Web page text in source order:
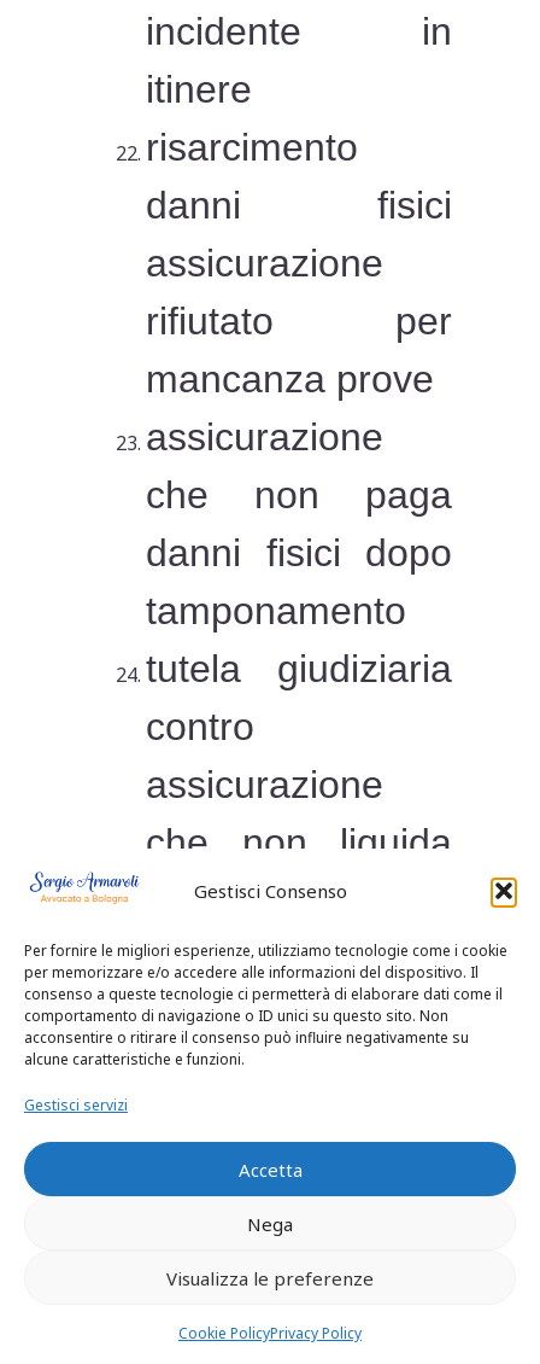
Gestisci Consenso
Per fornire le migliori esperienze, utilizziamo tecnologie come i cookie
per memorizzare e/o accedere alle informazioni del dispositivo. Il
consenso a queste tecnologie ci permetterà di elaborare dati come il
comportamento di navigazione o ID unici su questo sito. Non
acconsentire o ritirare il consenso può influire negativamente su
alcune caratteristiche e funzioni.
Gestisci servizi
Accetta
Nega
Visualizza le preferenze
Cookie PolicyPrivacy Policy
incidente in
itinere
risarcimento
danni fisici
assicurazione
rifiutato per
mancanza prove
assicurazione
che non paga
danni fisici dopo
tamponamento
tutela giudiziaria
contro
assicurazione
che non liquida
danni fisici
risarcimento
danni fisici
assicurazione
rifiutato per colpa
medica
assicurazione